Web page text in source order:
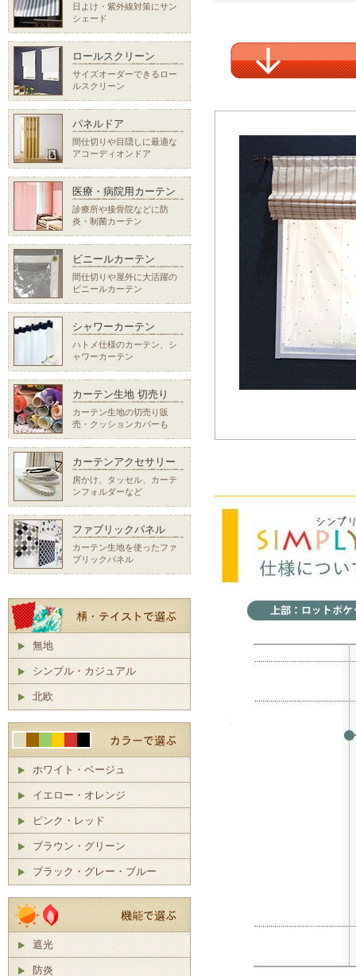
日よけ・紫外線対策にサン
シェード
ロールスクリーン
サイズオーダーできるロー
ルスクリーン
パネルドア
間仕切りや目隠しに最適な
アコーディオンドア
医療・病院用カーテン
診療所や接骨院などに防
炎・制菌カーテン
ビニールカーテン
間仕切りや屋外に大活躍の
ビニールカーテン
シャワーカーテン
ハトメ仕様のカーテン、シ
ャワーカーテン
カーテン生地 切売り
カーテン生地の切売り販
売・クッションカバーも
カーテンアクセサリー
房かけ、タッセル、カーテ
ンフォルダーなど
ファブリックパネル
カーテン生地を使ったファ
ブリックパネル
無地
シンプル・カジュアル
北欧
ホワイト・ベージュ
イエロー・オレンジ
ピンク・レッド
ブラウン・グリーン
ブラック・グレー・ブルー
遮光
防炎